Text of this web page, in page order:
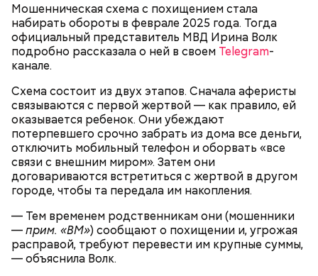
Мошенническая схема с похищением стала
набирать обороты в феврале 2025 года. Тогда
официальный представитель МВД Ирина Волк
подробно рассказала о ней в своем Telegram-
канале.
Схема состоит из двух этапов. Сначала аферисты
связываются с первой жертвой — как правило, ей
оказывается ребенок. Они убеждают
потерпевшего срочно забрать из дома все деньги,
отключить мобильный телефон и оборвать «все
связи с внешним миром». Затем они
договариваются встретиться с жертвой в другом
городе, чтобы та передала им накопления.
— Тем временем родственникам они (мошенники
—прим. «ВМ») сообщают о похищении и, угрожая
расправой, требуют перевести им крупные суммы,
— объяснила Волк.
Фото: Пресс-служба ГСУ СК по Московской области
ребенка за робость и нерешительность. Мужчина
даже водил мальчика к старцам и нанимал для него
«духовных наставников», один из которых был
родом из Греции и не знал русского языка. Еще
отчиму не нравились девушки Миссюры, он считал
избранницей молодой человек планировал
пожениться и завести детей.